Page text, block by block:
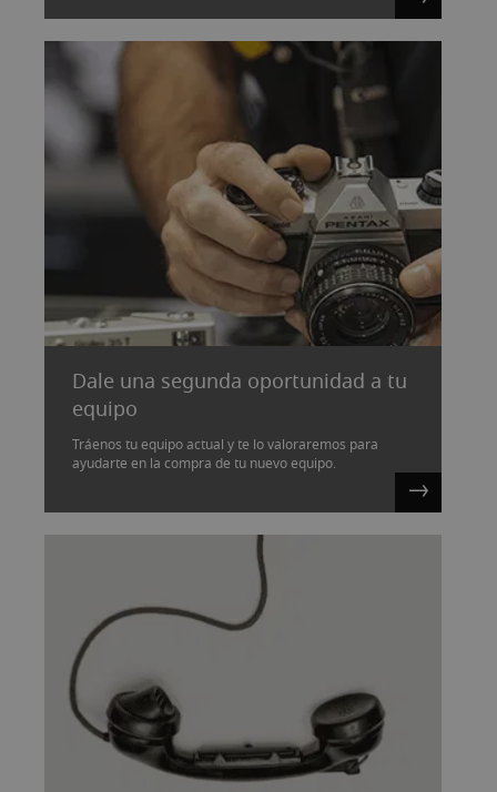
Dale una segunda oportunidad a tu
equipo
Tráenos tu equipo actual y te lo valoraremos para
ayudarte en la compra de tu nuevo equipo.